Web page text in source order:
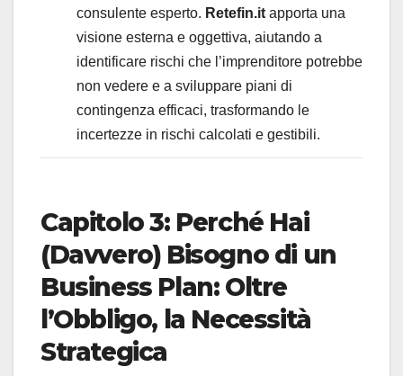
consulente esperto. Retefin.it apporta una
visione esterna e oggettiva, aiutando a
identificare rischi che l’imprenditore potrebbe
non vedere e a sviluppare piani di
contingenza efficaci, trasformando le
incertezze in rischi calcolati e gestibili.
Capitolo 3: Perché Hai
(Davvero) Bisogno di un
Business Plan: Oltre
l’Obbligo, la Necessità
Strategica